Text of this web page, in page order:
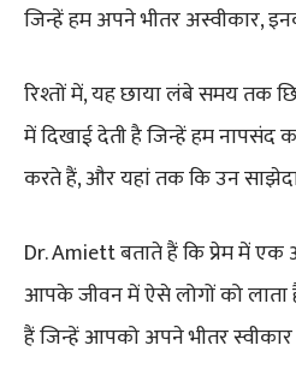
जिन्हें हम अपने भीतर अस्वीकार,
रिश्तों में, यह छाया लंबे समय तक
में दिखाई देती है जिन्हें हम नापसंद
करते हैं, और यहां तक कि उन
Dr. Amiett बताते हैं कि प्रेम में एक
आपके जीवन में ऐसे लोगों को लाता
हैं जिन्हें आपको अपने भीतर